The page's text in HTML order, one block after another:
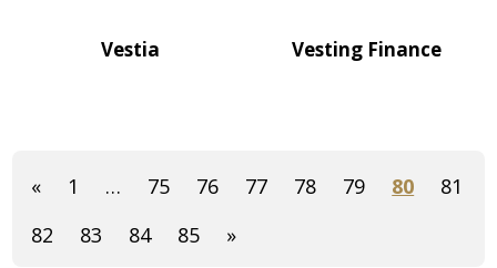
Vestia Vesting Finance
« 1 … 75 76 77 78 79 80
81
82
83 84 85 »